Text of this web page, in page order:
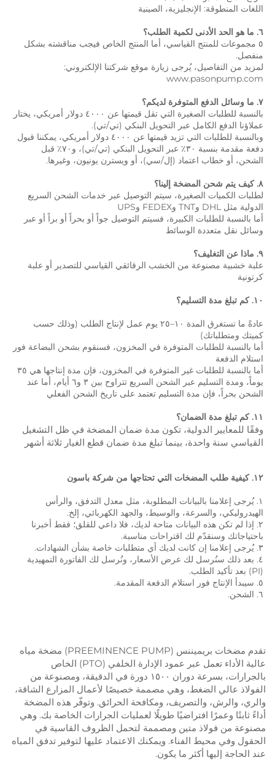
اللغات المنطوقة: الإنجليزية، الصينية
٦. ما هو الحد الأدنى لكمية الطلب؟
منفصل.
www.pasonpump.com
٧. ما وسائل الدفع المتوفرة لديكم؟
عملاؤنا الدفع الكامل عبر التحويل البنكي (تي/تي).
الشحن، أو خطاب اعتماد (إل/سي)، أو ويسترن يونيون، وغيرها.
٨. كيف يتم شحن المضخة إلينا؟
الدولية مثل DHL وTNT وFEDEX وUPS
وسائل نقل متعددة الوسائط
٩. ماذا عن التغليف؟
كرتونية
١٠. كم تبلغ مدة التسليم؟
كميتك ومتطلباتك)
استلام الدفعة
الشحن بحراً، فإن مدة التسليم تعتمد على تاريخ الشحن الفعلي
١١. كم تبلغ مدة الضمان؟
القياسي سنة واحدة، بينما تبلغ مدة ضمان قطع الغيار ثلاثة أشهر
١٢. كيفية طلب المضخات التي تحتاجها من شركة باسون
٦. الشحن.
تقدم مضخات بريميننس (PREEMINENCE PUMP) مضخة مياه
عالية الأداء تعمل عبر عمود الإدارة الخلفي (PTO) الخاص
بالجرارات، بسرعة دوران ١٥٠٠ دورة في الدقيقة، ومصنوعة من
الفولاذ عالي الضغط، وهي مصممة خصيصًا لأعمال المزارع الشاقة،
والري، والرش، والتصريف، ومكافحة الحرائق. وتوفّر هذه المضخة
أداءً ثابتًا وعمرًا افتراضيًا طويلًا لعمليات الجرارات الخاصة بك. وهي
مصنوعة من فولاذ متين ومصممة لتحمل الظروف القاسية في
الحقول وفي محيط الفناء. ويمكنك الاعتماد عليها لتوفير تدفق المياه
عند الحاجة إليها أكثر ما يكون.